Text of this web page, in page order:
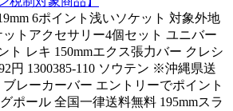
6ポイント浅いソケット 対象外地
トアクセサリー4個セット ユニバー
ト レキ 150mmエクス張力バー クレシ
円 1300385-110 ソウテン ※沖縄県送
レーカーバー エントリーでポイント
ポール 全国一律送料無料 195mmスラ